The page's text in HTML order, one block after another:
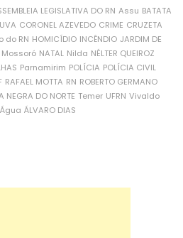
LEGISLATIVA DO RN Assu BATATA
CORONEL AZEVEDO CRIME CRUZETA
do RN HOMICÍDIO INCÊNDIO JARDIM DE
Mossoró NATAL Nilda NÉLTER QUEIROZ
Parnamirim POLÍCIA POLÍCIA CIVIL
RAFAEL MOTTA RN ROBERTO GERMANO
NEGRA DO NORTE Temer UFRN Vivaldo
Água ÁLVARO DIAS